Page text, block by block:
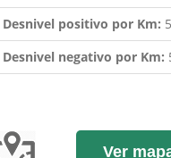
Desnivel positivo por Km:
Desnivel negativo por Km:
Ver